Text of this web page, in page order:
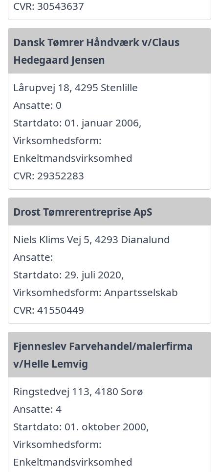
CVR: 30543637
Dansk Tømrer Håndværk v/Claus
Hedegaard Jensen
Lårupvej 18, 4295 Stenlille
Ansatte: 0
Startdato: 01. januar 2006,
Virksomhedsform:
Enkeltmandsvirksomhed
CVR: 29352283
Drost Tømrerentreprise ApS
Niels Klims Vej 5, 4293 Dianalund
Ansatte:
Startdato: 29. juli 2020,
Virksomhedsform: Anpartsselskab
CVR: 41550449
Fjenneslev Farvehandel/malerfirma
v/Helle Lemvig
Ringstedvej 113, 4180 Sorø
Ansatte: 4
Startdato: 01. oktober 2000,
Virksomhedsform:
Enkeltmandsvirksomhed